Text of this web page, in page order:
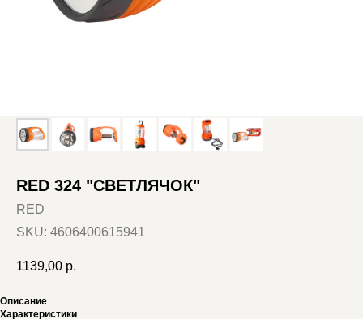
RED 324 "СВЕТЛЯЧОК"
RED
SKU: 4606400615941
1139,00 р.
Описание
Характеристики